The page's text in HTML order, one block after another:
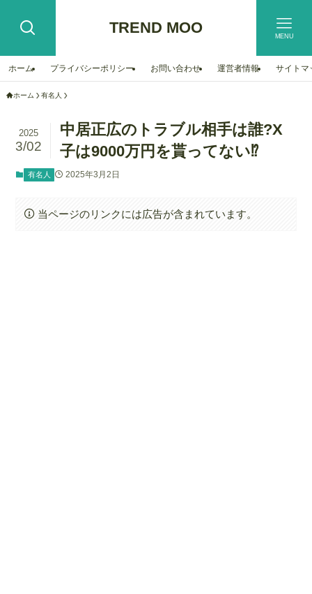
TREND MOO MENU
ホーム プライバシーポリシー お問い合わせ 運営者情報 サイトマ
ホーム 有名人
中居正広のトラブル相手は誰?X
子は9000万円を貰ってない⁉︎
2025
3/02
有名人 2025年3月2日
当ページのリンクには広告が含まれています。